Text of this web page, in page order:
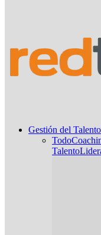
Gestión del Talento
Todo
Talento